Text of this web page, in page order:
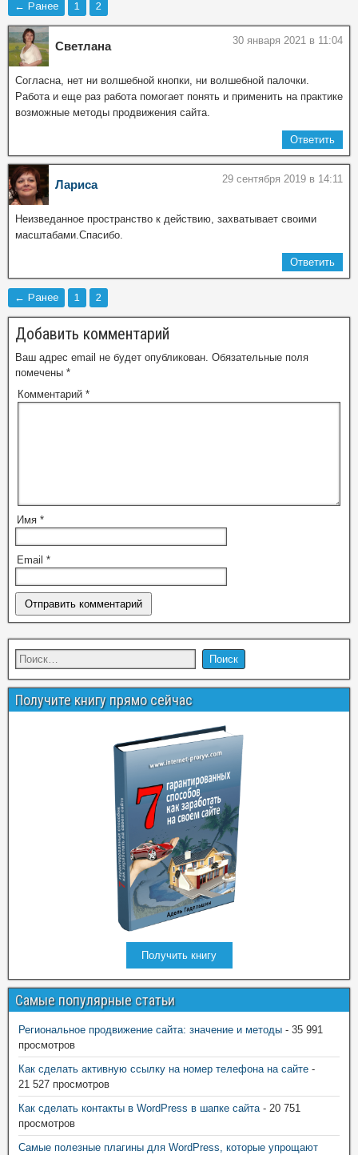
← Ранее 1 2
Светлана 30 января 2021 в 11:04
Согласна, нет ни волшебной кнопки, ни волшебной палочки.
Работа и еще раз работа помогает понять и применить на практике
возможные методы продвижения сайта.
Ответить
Лариса 29 сентября 2019 в 14:11
Неизведанное пространство к действию, захватывает своими
масштабами.Спасибо.
Ответить
← Ранее 1 2
Добавить комментарий
Ваш адрес email не будет опубликован. Обязательные поля
помечены *
Комментарий *
Имя *
Email *
Получите книгу прямо сейчас
Получить книгу
Самые популярные статьи
Региональное продвижение сайта: значение и методы - 35 991
просмотров
Как сделать активную ссылку на номер телефона на сайте -
21 527 просмотров
Как сделать контакты в WordPress в шапке сайта - 20 751
просмотров
Самые полезные плагины для WordPress, которые упрощают